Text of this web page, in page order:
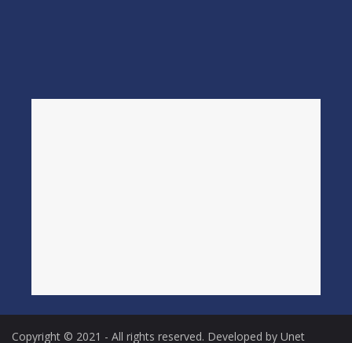
Copyright © 2021 - All rights reserved. Developed by Unet